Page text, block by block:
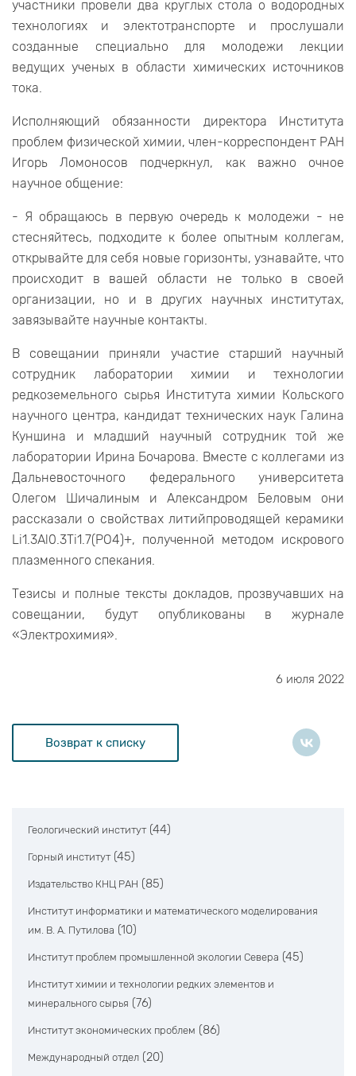
участники провели два круглых стола о водородных
технологиях и электотранспорте и прослушали
созданные специально для молодежи лекции
ведущих ученых в области химических источников
тока.
Исполняющий обязанности директора Института
проблем физической химии, член-корреспондент РАН
Игорь Ломоносов подчеркнул, как важно очное
научное общение:
- Я обращаюсь в первую очередь к молодежи - не
стесняйтесь, подходите к более опытным коллегам,
открывайте для себя новые горизонты, узнавайте, что
происходит в вашей области не только в своей
организации, но и в других научных институтах,
завязывайте научные контакты.
В совещании приняли участие старший научный
сотрудник лаборатории химии и технологии
редкоземельного сырья Института химии Кольского
научного центра, кандидат технических наук Галина
Куншина и младший научный сотрудник той же
лаборатории Ирина Бочарова. Вместе с коллегами из
Дальневосточного федерального университета
Олегом Шичалиным и Александром Беловым они
рассказали о свойствах литийпроводящей керамики
Li1.3Al0.3Ti1.7(PO4)+, полученной методом искрового
плазменного спекания.
Тезисы и полные тексты докладов, прозвучавших на
совещании, будут опубликованы в журнале
«Электрохимия».
6 июля 2022
Возврат к списку
Геологический институт (44)
Горный институт (45)
Издательство КНЦ РАН (85)
Институт информатики и математического моделирования
им. В. А. Путилова (10)
Институт проблем промышленной экологии Севера (45)
Институт химии и технологии редких элементов и
минерального сырья (76)
Институт экономических проблем (86)
Международный отдел (20)